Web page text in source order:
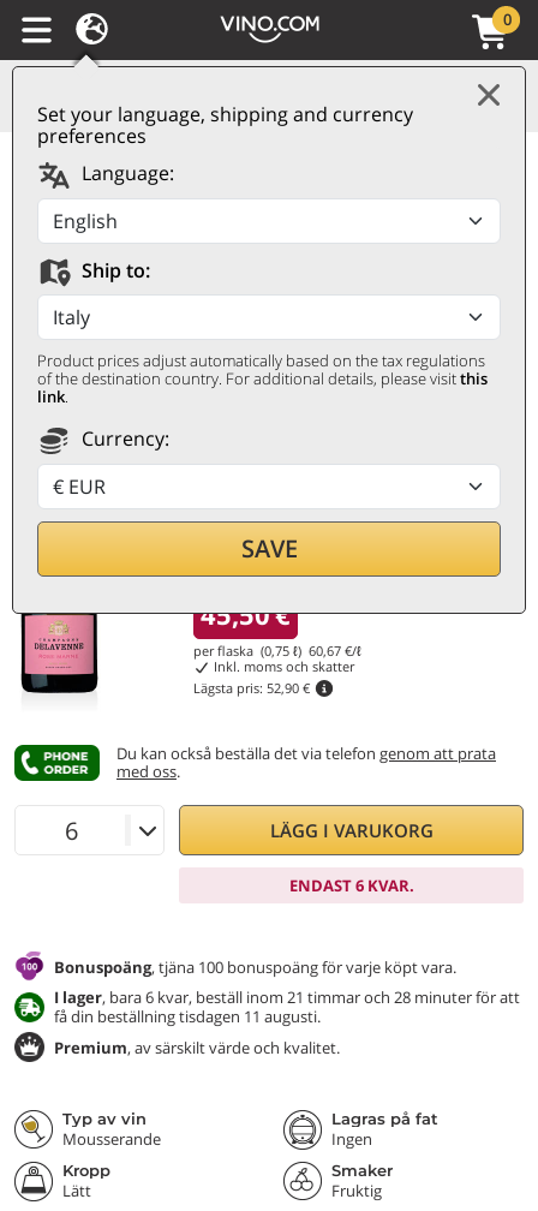
Set your language, shipping and currency
preferences
Language:
Ship to:
Product prices adjust automatically based on the tax regulations
of the destination country. For additional details, please visitthis
link.
Currency:
SAVE
0
Champagne AOC
Grand Cru Bouzy Brut
Rosé Rose Marne
Delavenne
DELAVENNE
0,75 ℓ
Nedsatt 13%
45,50€
per flaska (0,75 ℓ)60,67 €/ℓ
Inkl. moms och skatter
Lägsta pris:52,90 €
Du kan också beställa det via telefon genom att prata
med oss.
LÄGG I VARUKORG
ENDAST 6 KVAR.
Bonuspoäng, tjäna 100 bonuspoäng för varje köpt vara.
I lager, bara 6 kvar, beställ inom 21 timmar och 28 minuter för att
få din beställning tisdagen 11 augusti.
Premium, av särskilt värde och kvalitet.
Typ av vin
Mousserande
Lagras på fat
Ingen
Kropp
Lätt
Smaker
Fruktig